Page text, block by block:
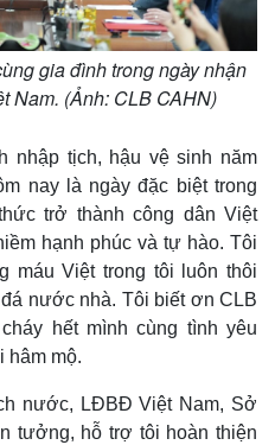
Video
E-Magazine
Infographic
gia đình trong ngày nhận
Nam. (Ảnh: CLB CAHN)
nhập tịch, hậu vệ sinh năm
nay là ngày đặc biệt trong
trở thành công dân Việt
hạnh phúc và tự hào. Tôi
máu Việt trong tôi luôn thôi
nước nhà. Tôi biết ơn CLB
hết mình cùng tình yêu
hâm mộ.
nước, LĐBĐ Việt Nam, Sở
tưởng, hỗ trợ tôi hoàn thiện